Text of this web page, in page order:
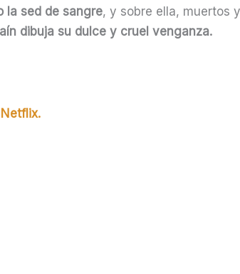
la sed de sangre, y sobre ella, muertos
dibuja su dulce y cruel venganza.